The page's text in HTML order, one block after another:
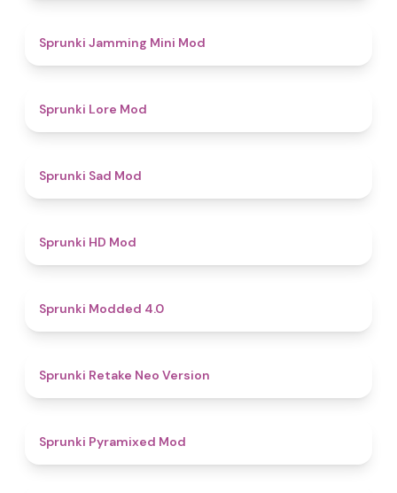
Sprunki Jamming Mini Mod
Sprunki Lore Mod
Sprunki Sad Mod
Sprunki HD Mod
Sprunki Modded 4.0
Sprunki Retake Neo Version
Sprunki Pyramixed Mod